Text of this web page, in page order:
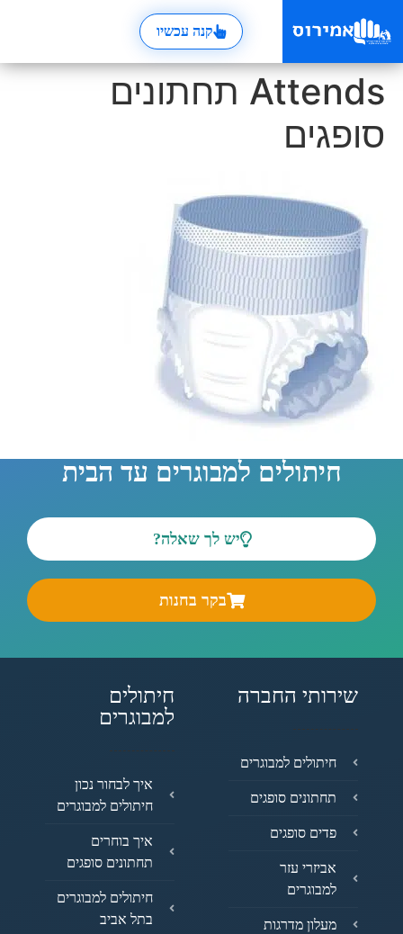
קנה עכשיו
Attends תחתונים
סופגים
חיתולים למבוגרים עד הבית
יש לך שאלה?
בקר בחנות
שירותי החברה
חיתולים למבוגרים
תחתונים סופגים
פדים סופגים
אביזרי עזר
למבוגרים
מעלון מדרגות
חיתולים
למבוגרים
איך לבחור נכון
חיתולים למבוגרים
איך בוחרים
תחתונים סופגים
חיתולים למבוגרים
בתל אביב